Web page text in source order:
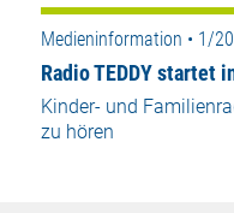
Medieninformation • 1/
Radio TEDDY startet
Kinder- und
zu hören